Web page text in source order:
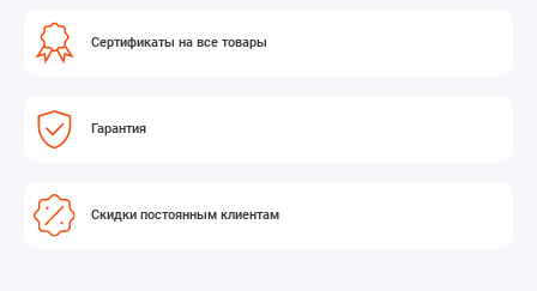
Сертификаты на все товары
Гарантия
Скидки постоянным клиентам